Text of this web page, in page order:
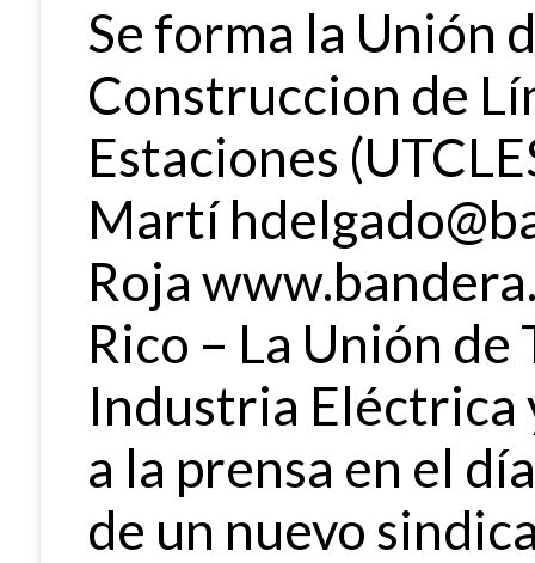
Se forma la Unión
Construccion de
Estaciones
Martí
Roja
Rico – La Unión
Industria Eléctrica
a la prensa en el
de un nuevo